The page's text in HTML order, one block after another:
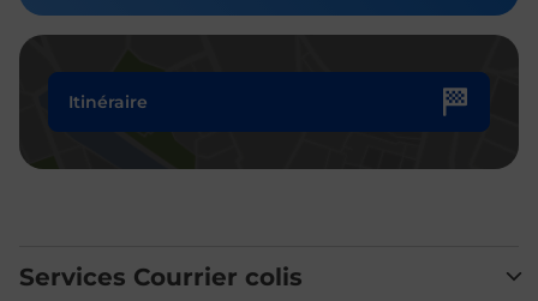
Itinéraire
Services Courrier colis